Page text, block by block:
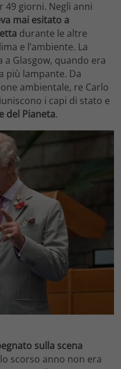
49 giorni. Negli anni
mai esitato a
durante le altre
e l’ambiente. La
a Glasgow, quando era
più lampante. Da
ambientale, re Carlo
i capi di stato e
del Pianeta.
sulla scena
scorso anno non era